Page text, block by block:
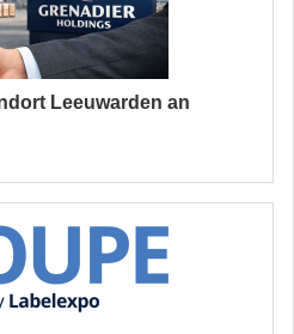
Leeuwarden an